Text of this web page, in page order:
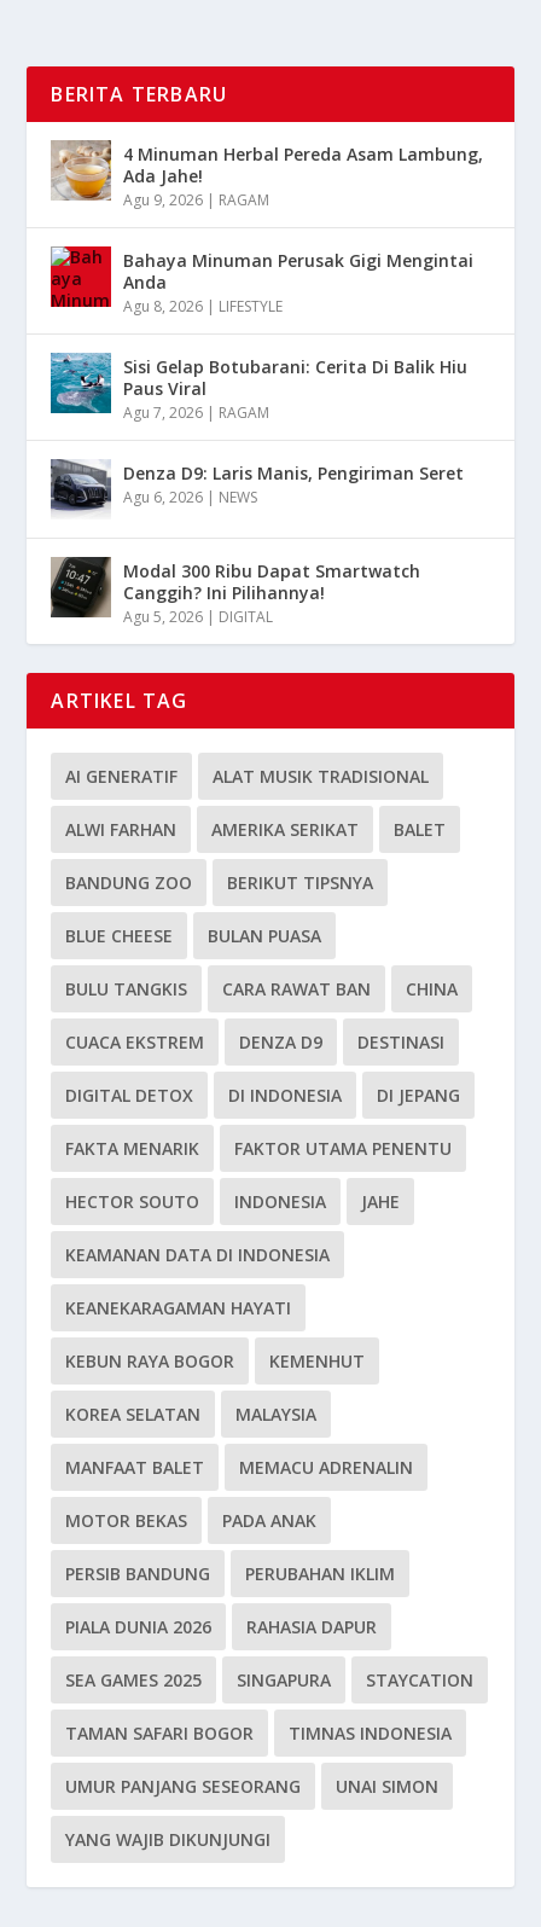
BERITA TERBARU
4 Minuman Herbal Pereda Asam Lambung,
Ada Jahe!
Agu 9, 2026 | RAGAM
Bahaya Minuman Perusak Gigi Mengintai
Anda
Agu 8, 2026 | LIFESTYLE
Sisi Gelap Botubarani: Cerita Di Balik Hiu
Paus Viral
Agu 7, 2026 | RAGAM
Denza D9: Laris Manis, Pengiriman Seret
Agu 6, 2026 | NEWS
Modal 300 Ribu Dapat Smartwatch
Canggih? Ini Pilihannya!
Agu 5, 2026 | DIGITAL
ARTIKEL TAG
AI GENERATIF ALAT MUSIK TRADISIONAL
ALWI FARHAN AMERIKA SERIKAT BALET
BANDUNG ZOO BERIKUT TIPSNYA
BLUE CHEESE BULAN PUASA
BULU TANGKIS CARA RAWAT BAN CHINA
CUACA EKSTREM DENZA D9 DESTINASI
DIGITAL DETOX DI INDONESIA DI JEPANG
FAKTA MENARIK FAKTOR UTAMA PENENTU
HECTOR SOUTO INDONESIA JAHE
KEAMANAN DATA DI INDONESIA
KEANEKARAGAMAN HAYATI
KEBUN RAYA BOGOR KEMENHUT
KOREA SELATAN MALAYSIA
MANFAAT BALET MEMACU ADRENALIN
MOTOR BEKAS PADA ANAK
PERSIB BANDUNG PERUBAHAN IKLIM
PIALA DUNIA 2026 RAHASIA DAPUR
SEA GAMES 2025 SINGAPURA STAYCATION
TAMAN SAFARI BOGOR TIMNAS INDONESIA
UMUR PANJANG SESEORANG UNAI SIMON
YANG WAJIB DIKUNJUNGI